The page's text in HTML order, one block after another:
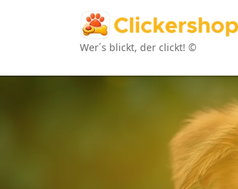
Wer´s blickt, der clickt! ©